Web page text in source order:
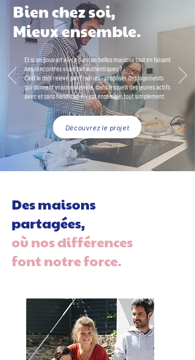
Bien chez soi,
Mieux ensemble.
Et si on pouvait vivre dans de belles maisons tout en faisant
des rencontres vraies et authentiques ?
C'est le défi relevé par Fratries : proposer des logements
qui donnent vraiment envie, dans lesquels des jeunes actifs
avec et sans handicapvivent ensemble, tout simplement.
Découvrez le projet
Des maisons
partagées,
où nos différences
font notre force.